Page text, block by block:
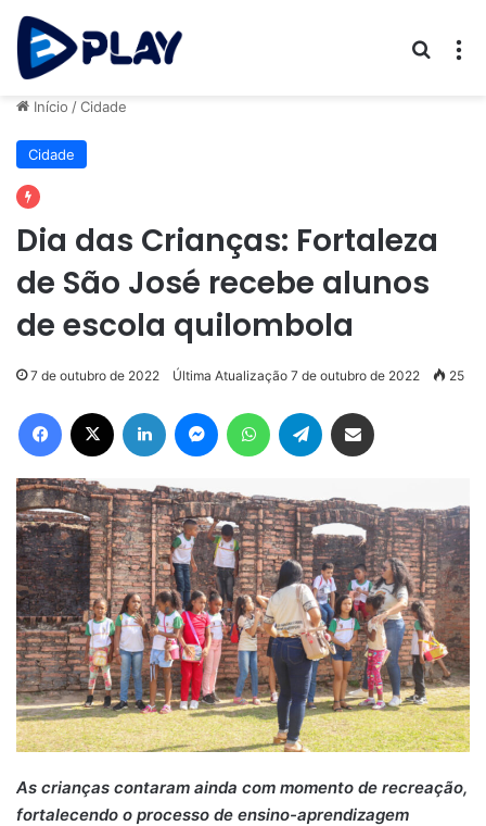
Início /Cidade
Cidade
Dia das Crianças: Fortaleza
de São José recebe alunos
de escola quilombola
7 de outubro de 2022 Última Atualização 7 de outubro de 2022 25
Facebook Linkedin MessengerWhatsAppTelegram
As crianças contaram ainda com momento de recreação,
fortalecendo o processo de ensino-aprendizagem